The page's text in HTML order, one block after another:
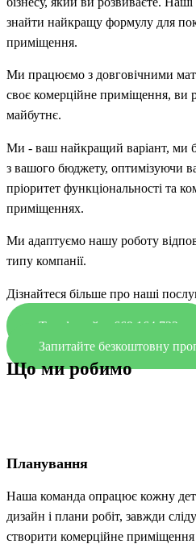
знайти найкращу формулу для
приміщення.
Ми працюємо з довговічними
своє комерційне приміщення, ви
майбутнє.
Ми - ваш найкращий варіант, ми
з вашого бюджету, оптимізуючи
пріоритет функціональності та
приміщеннях.
Ми адаптуємо нашу роботу
типу компанії.
Дізнайтеся більше про наші
Телефонуйте 669 164 722
Запитайте безкоштовну
Що ми робимо
Планування
Наша команда опрацює кожну
дизайн і плани робіт, завжди
створити комерційне приміщення